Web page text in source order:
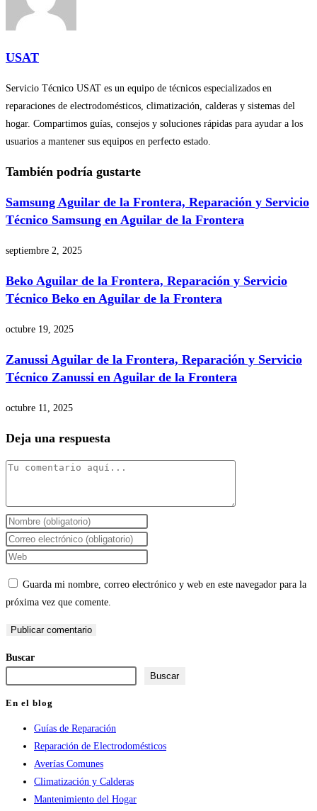
USAT
Servicio Técnico USAT es un equipo de técnicos especializados en
reparaciones de electrodomésticos, climatización, calderas y sistemas del
hogar. Compartimos guías, consejos y soluciones rápidas para ayudar a los
usuarios a mantener sus equipos en perfecto estado.
También podría gustarte
Samsung Aguilar de la Frontera, Reparación y Servicio
Técnico Samsung en Aguilar de la Frontera
septiembre 2, 2025
Beko Aguilar de la Frontera, Reparación y Servicio
Técnico Beko en Aguilar de la Frontera
octubre 19, 2025
Zanussi Aguilar de la Frontera, Reparación y Servicio
Técnico Zanussi en Aguilar de la Frontera
octubre 11, 2025
Deja una respuesta
Comentario
Introduce
tu
nombre
de
usuario
comentar
Introduce
tu
correo
electrónico
comentar
Introduce
de
tu
(opcional)
Guarda mi nombre, correo electrónico y web en este navegador para la
próxima vez que comente.
Buscar
Buscar
En el blog
Guías de Reparación
Reparación de Electrodomésticos
Averías Comunes
Climatización y Calderas
Mantenimiento del Hogar